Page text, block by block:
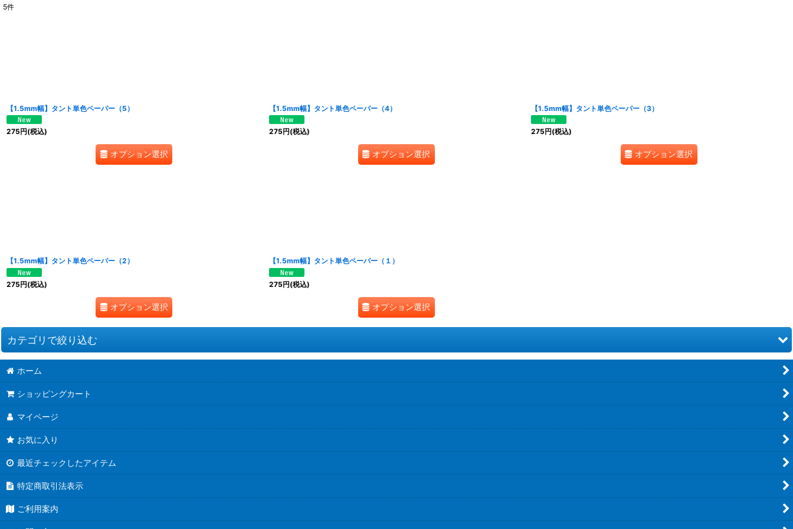
5件
【1.5mm幅】タント単色ペーパー（5）
275円(税込)
オプション選択
【1.5mm幅】タント単色ペーパー（4）
275円(税込)
オプション選択
【1.5mm幅】タント単色ペーパー（3）
275円(税込)
オプション選択
【1.5mm幅】タント単色ペーパー（2）
275円(税込)
オプション選択
【1.5mm幅】タント単色ペーパー（１）
275円(税込)
オプション選択
カテゴリで絞り込む
ショップ❤オリジナル (全商品)
極細1mm幅ペーパー
タントロング1.5mm幅
タントロング3mm幅（基本幅）
タント全色おまとめ
ホーム
ショッピングカート
マイページ
お気に入り
最近チェックしたアイテム
特定商取引法表示
ご利用案内